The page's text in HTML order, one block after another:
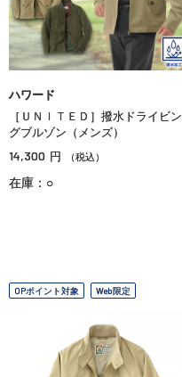
ハワード
［ＵＮＩＴＥＤ］撥水ドライビン
グブルゾン（メンズ）
14,300 円 （税込）
在庫：○
OPポイント対象 Web限定